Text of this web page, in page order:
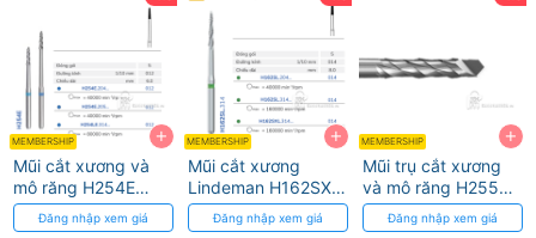
+
MEMBERSHIP
Mũi cắt xương và
mô răng H254E
KometĐăng nhập xem giá
+
MEMBERSHIP
Mũi cắt xương
Lindeman H162SXL/
H162SL Komet
Đăng nhập xem giá
+
MEMBERSHIP
Mũi trụ cắt xương
và mô răng H255E
KometĐăng nhập xem giá